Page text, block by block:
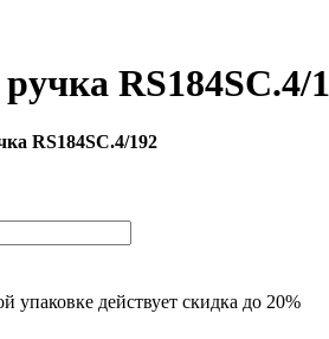
RS184SC.4/
RS184SC.4/192
упаковке действует скидка до 20%